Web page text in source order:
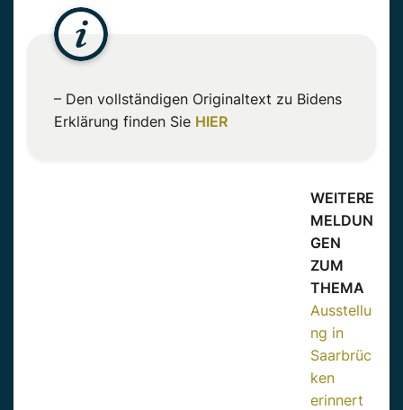
– Den vollständigen Originaltext zu Bidens
Erklärung finden Sie HIER
WEITERE
MELDUN
GEN
ZUM
THEMA
Ausstellu
ng in
Saarbrüc
ken
erinnert